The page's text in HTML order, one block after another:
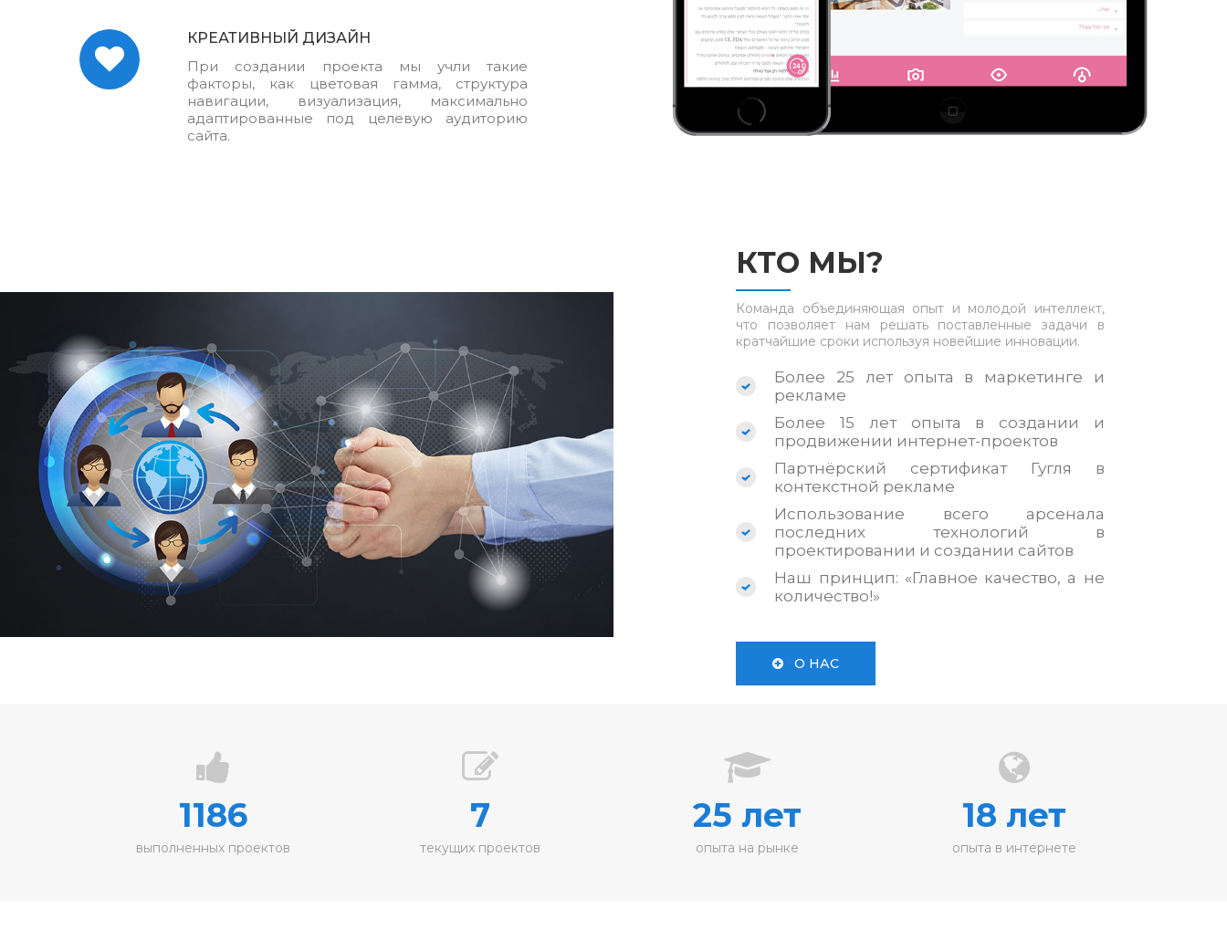
КРЕАТИВНЫЙ ДИЗАЙН
При создании проекта мы учли такие
факторы, как цветовая гамма, структура
навигации, визуализация, максимально
адаптированные под целевую аудиторию
сайта.
КТО МЫ?
Команда объединяющая опыт и молодой интеллект,
что позволяет нам решать поставленные задачи в
кратчайшие сроки используя новейшие инновации.
Более 25 лет опыта в маркетинге и
рекламе
Более 15 лет опыта в создании и
продвижении интернет-проектов
Партнёрский сертификат Гугля в
контекстной рекламе
Использование всего арсенала
последних технологий в
проектировании и создании сайтов
Наш принцип: «Главное качество, а не
количество!»
О НАС
1186
выполненных проектов
7
текущих проектов
25 лет
опыта на рынке
18 лет
опыта в интернете